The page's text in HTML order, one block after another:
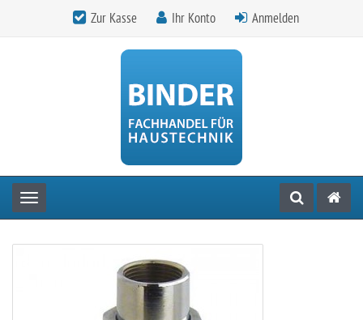
Zur Kasse Ihr Konto Anmelden
Toggle navigation